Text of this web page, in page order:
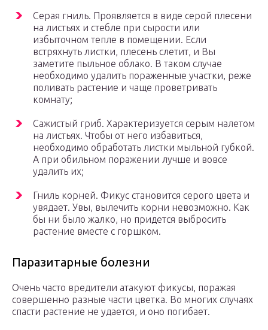
Серая гниль. Проявляется в виде серой плесени
на листьях и стебле при сырости или
избыточном тепле в помещении. Если
встряхнуть листки, плесень слетит, и Вы
заметите пыльное облако. В таком случае
необходимо удалить пораженные участки, реже
поливать растение и чаще проветривать
комнату;
Сажистый гриб. Характеризуется серым налетом
на листьях. Чтобы от него избавиться,
необходимо обработать листки мыльной губкой.
А при обильном поражении лучше и вовсе
удалить их;
Гниль корней. Фикус становится серого цвета и
увядает. Увы, вылечить корни невозможно. Как
бы ни было жалко, но придется выбросить
растение вместе с горшком.
Паразитарные болезни
Очень часто вредители атакуют фикусы, поражая
совершенно разные части цветка. Во многих случаях
спасти растение не удается, и оно погибает.